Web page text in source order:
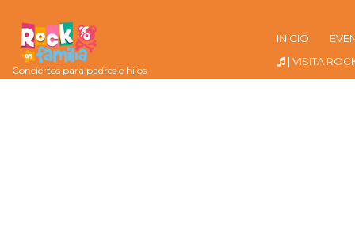
Conciertos para padres e hijos
INICIO
| VISITA